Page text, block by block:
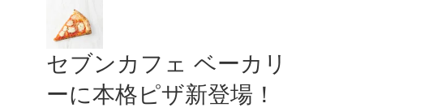
セブンカフェ ベーカリ
ーに本格ピザ新登場！